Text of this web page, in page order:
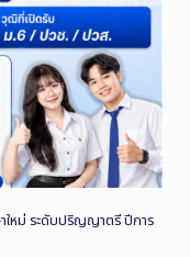
หม่ ระดับปริญญาตรี ปีการ